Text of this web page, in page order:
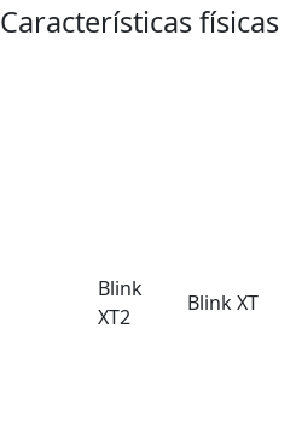
Características físicas
Blink
XT2
Blink XT